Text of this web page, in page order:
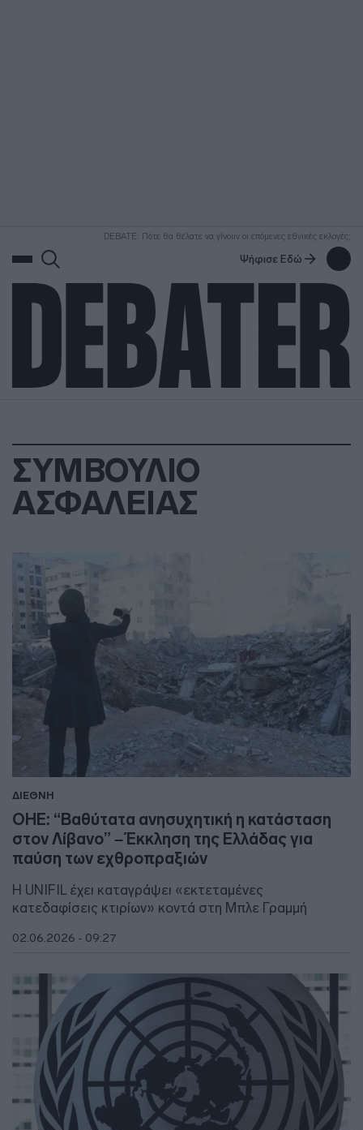
DEBATE: Πότε θα θέλατε να γίνουν οι επόμενες εθνικές εκλογές;
Ψήφισε Εδώ
ΣΥΜΒΟΥΛΙΟ
ΑΣΦΑΛΕΙΑΣ
ΔΙΕΘΝΗ
ΟΗΕ: “Βαθύτατα ανησυχητική η κατάσταση
στον Λίβανο” – Έκκληση της Ελλάδας για
παύση των εχθροπραξιών
Η UNIFIL έχει καταγράψει «εκτεταμένες
κατεδαφίσεις κτιρίων» κοντά στη Μπλε Γραμμή
02.06.2026 - 09:27